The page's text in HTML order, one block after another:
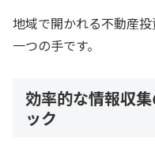
地域で開かれる不動産
一つの手です。
効率的な情報収
ック